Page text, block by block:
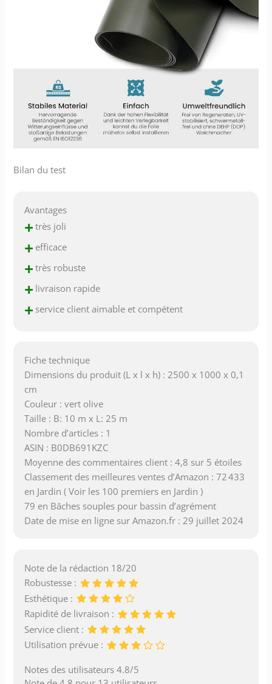
Bilan du test
Avantages
+ très joli
+ efficace
+ très robuste
+ livraison rapide
+ service client aimable et compétent
Fiche technique
Dimensions du produit (L x l x h) : 2500 x 1000 x 0,1
cm
Couleur : vert olive
Taille : B: 10 m x L: 25 m
Nombre d’articles : 1
ASIN : B0DB691KZC
Moyenne des commentaires client : 4,8 sur 5 étoiles
Classement des meilleures ventes d’Amazon : 72 433
en Jardin ( Voir les 100 premiers en Jardin )
79 en Bâches souples pour bassin d’agrément
Date de mise en ligne sur Amazon.fr : 29 juillet 2024
Note de la rédaction 18/20
Robustesse :
Esthétique :
Rapidité de livraison :
Service client :
Utilisation prévue :
Notes des utilisateurs 4.8/5